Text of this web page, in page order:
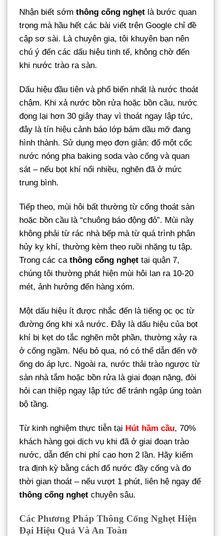
Nhận biết sớm thông cống nghẹt là bước quan
trọng mà hầu hết các bài viết trên Google chỉ đề
cập sơ sài. Là chuyên gia, tôi khuyên bạn nên
chú ý đến các dấu hiệu tinh tế, không chờ đến
khi nước trào ra sàn.
Dấu hiệu đầu tiên và phổ biến nhất là nước thoát
chậm. Khi xả nước bồn rửa hoặc bồn cầu, nước
đọng lại hơn 30 giây thay vì thoát ngay lập tức,
đây là tín hiệu cảnh báo lớp bám dầu mỡ đang
hình thành. Sử dụng mẹo đơn giản: đổ một cốc
nước nóng pha baking soda vào cống và quan
sát – nếu bọt khí nổi nhiều, nghẽn đã ở mức
trung bình.
Tiếp theo, mùi hôi bất thường từ cống thoát sàn
hoặc bồn cầu là “chuông báo động đỏ”. Mùi này
không phải từ rác nhà bếp mà từ quá trình phân
hủy kỵ khí, thường kèm theo ruồi nhặng tụ tập.
Trong các ca thông cống nghẹt tại quận 7,
chúng tôi thường phát hiện mùi hôi lan ra 10-20
mét, ảnh hưởng đến hàng xóm.
Một dấu hiệu ít được nhắc đến là tiếng ọc ọc từ
đường ống khi xả nước. Đây là dấu hiệu của bọt
khí bị kẹt do tắc nghẽn một phần, thường xảy ra
ở cống ngầm. Nếu bỏ qua, nó có thể dẫn đến vỡ
ống do áp lực. Ngoài ra, nước thải trào ngược từ
sàn nhà tắm hoặc bồn rửa là giai đoạn nặng, đòi
hỏi can thiệp ngay lập tức để tránh ngập úng toàn
bộ tầng.
Từ kinh nghiệm thực tiễn tại Hút hầm cầu, 70%
khách hàng gọi dịch vụ khi đã ở giai đoạn trào
nước, dẫn đến chi phí cao hơn 2 lần. Hãy kiểm
tra định kỳ bằng cách đổ nước đầy cống và đo
thời gian thoát – nếu vượt 1 phút, liên hệ ngay để
thông cống nghẹt chuyên sâu.
Các Phương Pháp Thông Cống Nghẹt Hiện
Đại Hiệu Quả Và An Toàn